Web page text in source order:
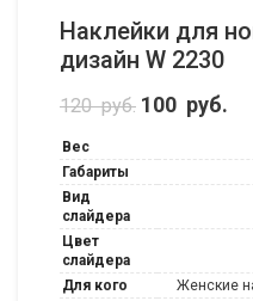
Наклейки для
дизайн W 2230
120руб. 100 руб.
Вес
Габариты
Вид
слайдера
Цвет
слайдера
Для кого Женские